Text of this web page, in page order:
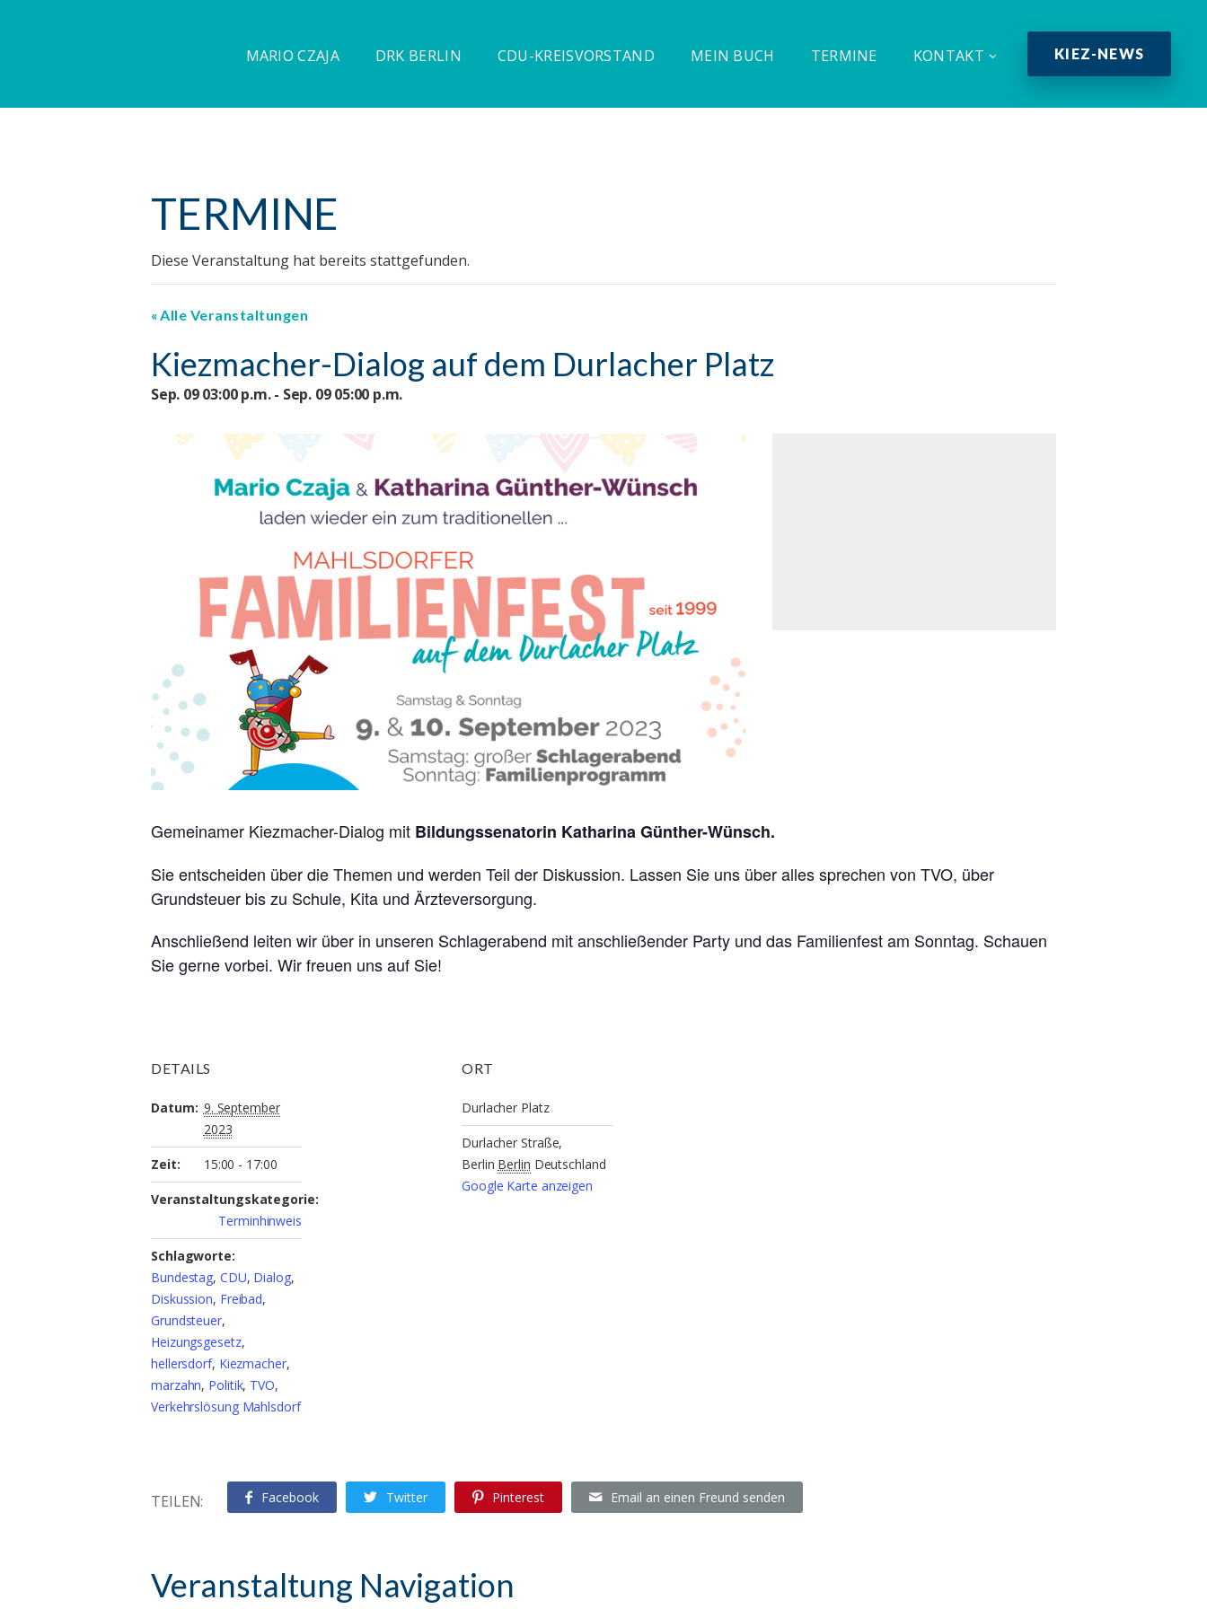
MARIO CZAJA DRK BERLIN CDU-KREISVORSTAND MEIN BUCH TERMINE KONTAKT KIEZ-NEWS
TERMINE
Diese Veranstaltung hat bereits stattgefunden.
Alle Veranstaltungen
Kiezmacher-Dialog auf dem Durlacher Platz
Sep. 09 03:00 p.m. - Sep. 09 05:00 p.m.
Gemeinamer Kiezmacher-Dialog mit Bildungssenatorin Katharina Günther-Wünsch.
Sie entscheiden über die Themen und werden Teil der Diskussion. Lassen Sie uns über alles sprechen von TVO, über
Grundsteuer bis zu Schule, Kita und Ärzteversorgung.
Anschließend leiten wir über in unseren Schlagerabend mit anschließender Party und das Familienfest am Sonntag. Schauen
Sie gerne vorbei. Wir freuen uns auf Sie!
DETAILS
Datum: 9. September
2023
Zeit: 15:00 - 17:00
Veranstaltungskategorie:
Terminhinweis
Schlagworte:
Bundestag, CDU, Dialog,
Diskussion, Freibad,
Grundsteuer,
Heizungsgesetz,
hellersdorf, Kiezmacher,
marzahn, Politik, TVO,
Verkehrslösung Mahlsdorf
ORT
Durlacher Platz
Durlacher Straße,
Berlin Berlin Deutschland
Google Karte anzeigen
TEILEN: Facebook Twitter Pinterest Email an einen Freund senden
Veranstaltung Navigation